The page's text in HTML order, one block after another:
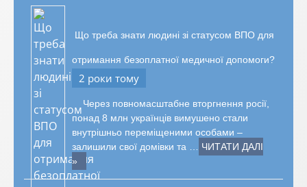
Що треба знати людині зі статусом ВПО для
отримання безоплатної медичної допомоги?
2 роки тому
Через повномасштабне вторгнення росії,
понад 8 млн українців вимушено стали
внутрішньо переміщеними особами –
залишили свої домівки та …
ЧИТАТИ ДАЛІ
»